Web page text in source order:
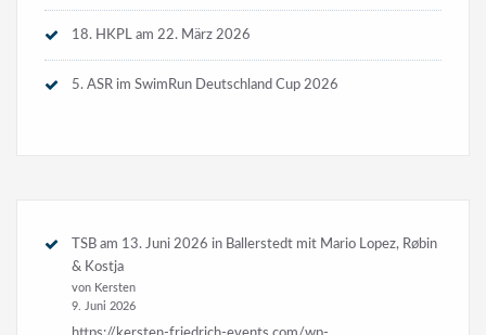
18. HKPL am 22. März 2026
5. ASR im SwimRun Deutschland Cup 2026
TSB am 13. Juni 2026 in Ballerstedt mit Mario Lopez, Røbin
& Kostja
von Kersten
9. Juni 2026